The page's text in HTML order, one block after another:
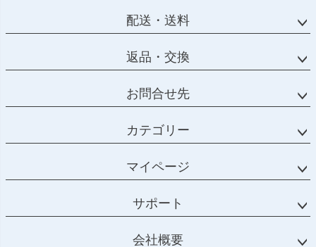
配送・送料
返品・交換
お問合せ先
カテゴリー
マイページ
サポート
会社概要